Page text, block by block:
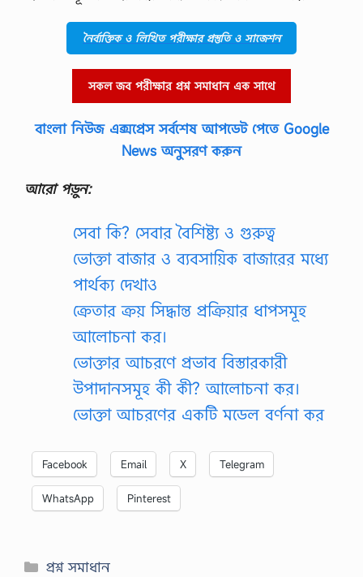
নৈর্ব্যক্তিক ও লিখিত পরীক্ষার প্রস্তুতি ও সাজেশন
সকল জব পরীক্ষার প্রশ্ন সমাধান এক সাথে
বাংলা নিউজ এক্সপ্রেস সর্বশেষ আপডেট পেতে Google
News অনুসরণ করুন
আরো পড়ুন:
সেবা কি? সেবার বৈশিষ্ট্য ও গুরুত্ব
ভোক্তা বাজার ও ব্যবসায়িক বাজারের মধ্যে
পার্থক্য দেখাও
ক্রেতার ক্রয় সিদ্ধান্ত প্রক্রিয়ার ধাপসমূহ
আলোচনা কর।
ভোক্তার আচরণে প্রভাব বিস্তারকারী
উপাদানসমূহ কী কী? আলোচনা কর।
ভোক্তা আচরণের একটি মডেল বর্ণনা কর
Facebook Email X Telegram
WhatsApp Pinterest
Categories
প্রশ্ন সমাধান